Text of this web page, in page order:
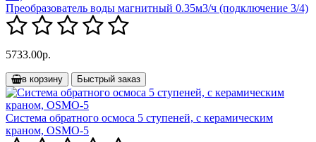
Преобразователь воды магнитный 0.35м3/ч (подключение 3/4)
5733.00р.
в корзину Быстрый заказ
Система обратного осмоса 5 ступеней, с керамическим
краном, OSMO-5